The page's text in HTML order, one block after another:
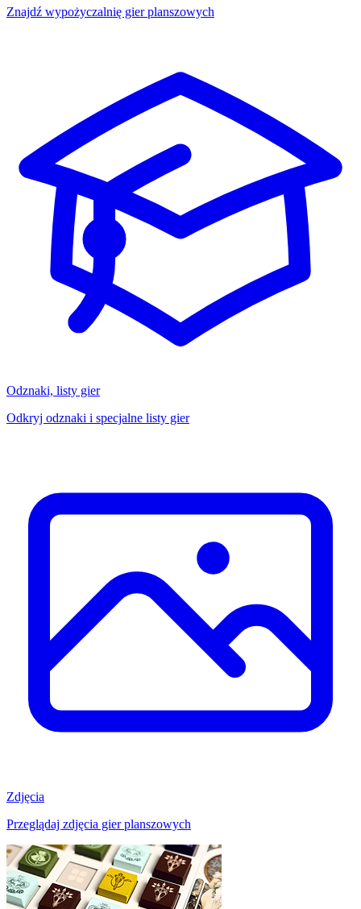
Znajdź wypożyczalnię gier planszowych
Odznaki, listy gier
Odkryj odznaki i specjalne listy gier
Zdjęcia
Przeglądaj zdjęcia gier planszowych